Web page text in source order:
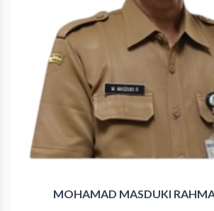
MOHAMAD MASDUKI